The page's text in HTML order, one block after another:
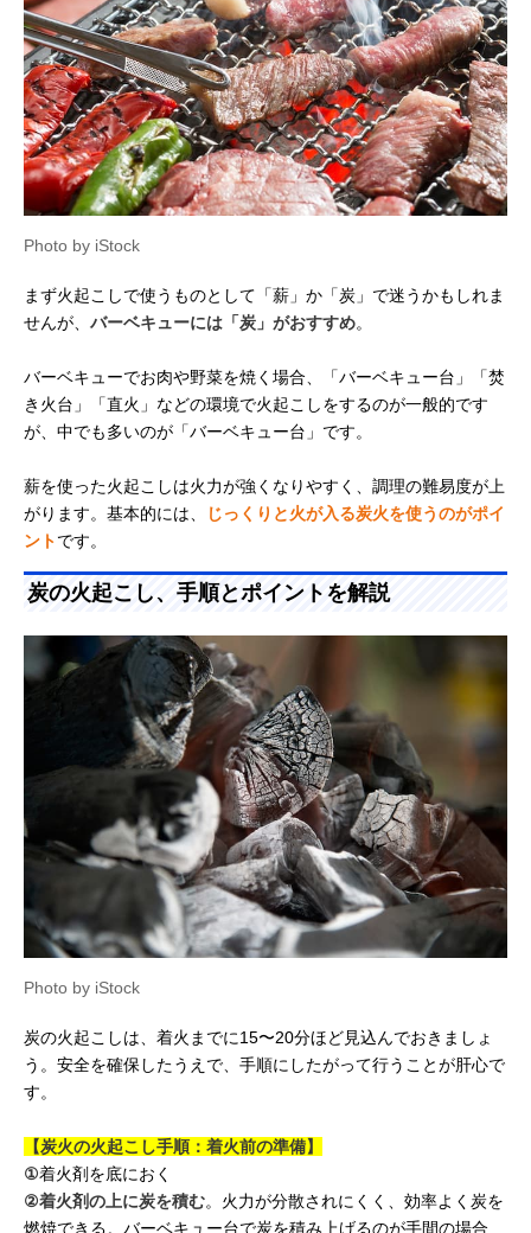
Photo by iStock
まず火起こしで使うものとして「薪」か「炭」で迷うかもしれま
せんが、 バーベキューには「炭」がおすすめ。
バーベキューでお肉や野菜を焼く場合、「バーベキュー台」「焚
き火台」「直火」などの環境で火起こしをするのが一般的です
が、中でも多いのが「バーベキュー台」です。
薪を使った火起こしは火力が強くなりやすく、調理の難易度が上
がります。基本的には、
じっくりと火が入る炭火を使うのがポイ
ントです。
炭の火起こし、手順とポイントを解説
Photo by iStock
炭の火起こしは、着火までに15〜20分ほど見込んでおきましょ
う。安全を確保したうえで、手順にしたがって行うことが肝心で
す。
【炭火の火起こし手順：着火前の準備】
①着火剤を底におく
②着火剤の上に炭を積む。火力が分散されにくく、効率よく炭を
燃焼できる。バーベキュー台で炭を積み上げるのが手間の場合